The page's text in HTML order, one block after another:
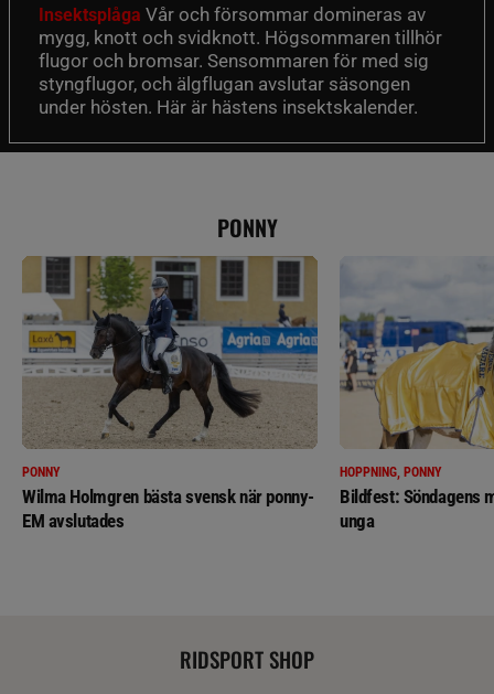
Insektsplåga Vår och försommar domineras av
mygg, knott och svidknott. Högsommaren tillhör
flugor och bromsar. Sensommaren för med sig
styngflugor, och älgflugan avslutar säsongen
under hösten. Här är hästens insektskalender.
PONNY
PONNY
Wilma Holmgren bästa svensk när ponny-
EM avslutades
HOPPNING, PONNY
Bildfest: Söndagens
unga
RIDSPORT SHOP